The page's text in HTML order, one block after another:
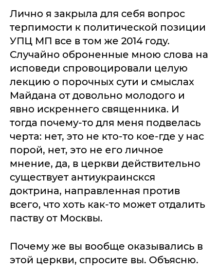
Лично я закрыла для себя вопрос
терпимости к политической позиции
УПЦ МП все в том же 2014 году.
Случайно оброненные мною слова на
исповеди спровоцировали целую
лекцию о порочных сути и смыслах
Майдана от довольно молодого и
явно искреннего священника. И
тогда почему-то для меня подвелась
черта: нет, это не кто-то кое-где у нас
порой, нет, это не его личное
мнение, да, в церкви действительно
существует антиукраинскся
доктрина, направленная против
всего, что хоть как-то может отдалить
паству от Москвы.
Почему же вы вообще оказывались в
этой церкви, спросите вы. Объясню.